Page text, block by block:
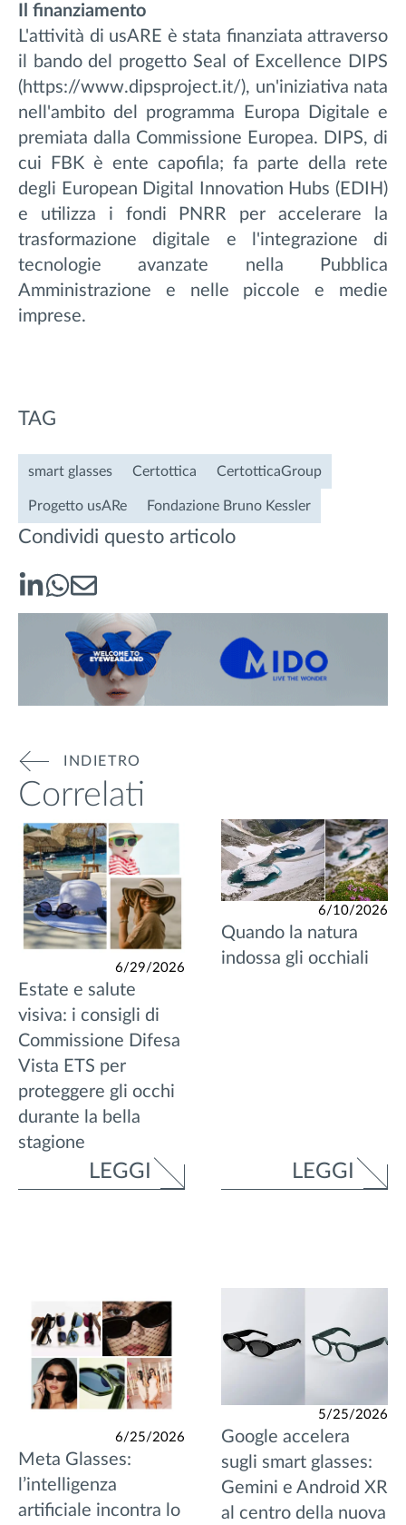
Il finanziamento
L'attività di usARE è stata finanziata attraverso
il bando del progetto Seal of Excellence DIPS
(https://www.dipsproject.it/), un'iniziativa nata
nell'ambito del programma Europa Digitale e
premiata dalla Commissione Europea. DIPS, di
cui FBK è ente capofila; fa parte della rete
degli European Digital Innovation Hubs (EDIH)
e utilizza i fondi PNRR per accelerare la
trasformazione digitale e l'integrazione di
tecnologie avanzate nella Pubblica
Amministrazione e nelle piccole e medie
imprese.
TAG
smart glasses Certottica CertotticaGroup
Progetto usARe Fondazione Bruno Kessler
Condividi questo articolo
INDIETRO
Correlati
6/29/2026
Estate e salute
visiva: i consigli di
Commissione Difesa
Vista ETS per
proteggere gli occhi
durante la bella
stagione
LEGGI
6/10/2026
Quando la natura
indossa gli occhiali
LEGGI
6/25/2026
Meta Glasses:
l’intelligenza
artificiale incontra lo
5/25/2026
Google accelera
sugli smart glasses:
Gemini e Android XR
al centro della nuova